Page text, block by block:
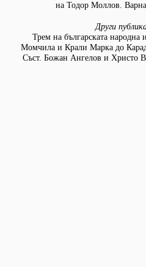
на Тодор Моллов.
Други
Трем на българската народна
Момчила и Крали Марка до
Съст. Божан Ангелов и Христо